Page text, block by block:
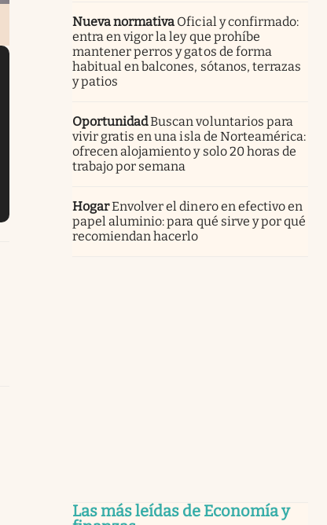
Nueva normativa Oficial y confirmado:
entra en vigor la ley que prohíbe
mantener perros y gatos de forma
habitual en balcones, sótanos, terrazas
y patios
OportunidadBuscan voluntarios para
vivir gratis en una isla de Norteamérica:
ofrecen alojamiento y solo 20 horas de
trabajo por semana
HogarEnvolver el dinero en efectivo en
papel aluminio: para qué sirve y por qué
recomiendan hacerlo
Las más leídas de Economía y